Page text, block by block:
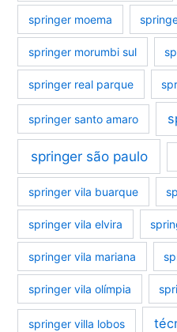
springer moema
springer morumbi sul
springer real parque
springer santo amaro
springer são paulo
springer vila buarque
springer vila elvira
springer vila mariana
springer vila olímpia
springer villa lobos